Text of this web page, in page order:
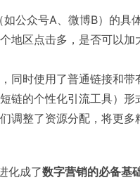
如公众号A、微博B）的具
地区点击多，是否可以加
同时使用了普通链接和
短链的个性化引流工具）
调整了资源分配，将更多
化成了数字营销的必备基